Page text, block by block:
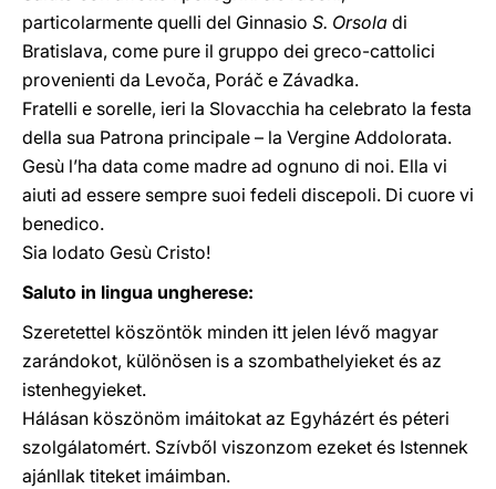
particolarmente quelli del Ginnasio S. Orsola di
Bratislava, come pure il gruppo dei greco-cattolici
provenienti da Levoča, Poráč e Závadka.
Fratelli e sorelle, ieri la Slovacchia ha celebrato la festa
della sua Patrona principale – la Vergine Addolorata.
Gesù l’ha data come madre ad ognuno di noi. Ella vi
aiuti ad essere sempre suoi fedeli discepoli. Di cuore vi
benedico.
Sia lodato Gesù Cristo!
Saluto in lingua ungherese:
Szeretettel köszöntök minden itt jelen lévő magyar
zarándokot, különösen is a szombathelyieket és az
istenhegyieket.
Hálásan köszönöm imáitokat az Egyházért és péteri
szolgálatomért. Szívből viszonzom ezeket és Istennek
ajánllak titeket imáimban.